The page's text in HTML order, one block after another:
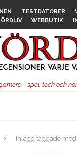
TESTDATORER
WEBBUTIK
– spel, tech och
Inlägg taggade med